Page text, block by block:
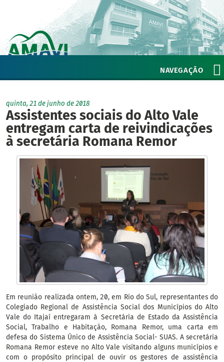
NAVEGAÇÃO
quinta, 21 de junho de 2018
Assistentes sociais do Alto Vale
entregam carta de reivindicações
à secretária Romana Remor
Em reunião realizada ontem, 20, em Rio do Sul, representantes do
Colegiado Regional de Assistência Social dos Municípios do Alto
Vale do Itajaí entregaram à Secretária de Estado da Assistência
Social, Trabalho e Habitação, Romana Remor, uma carta em
defesa do Sistema Único de Assistência Social- SUAS. A secretária
Romana Remor esteve no Alto Vale visitando alguns municípios e
com o propósito principal de ouvir os gestores de assistência